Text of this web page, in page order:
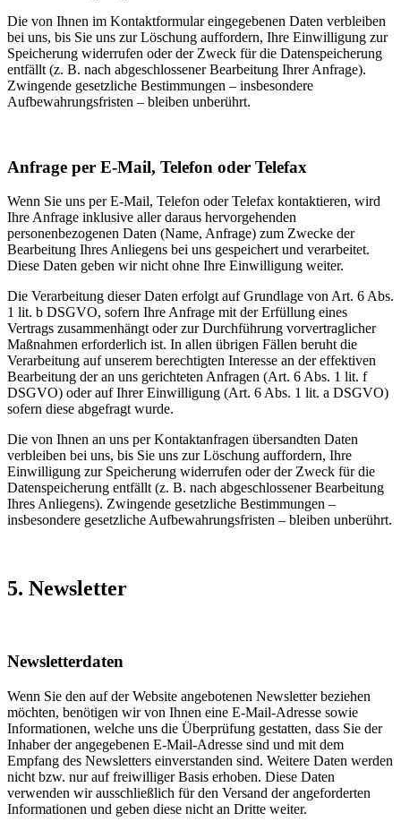
Die von Ihnen im Kontaktformular eingegebenen Daten verbleiben
bei uns, bis Sie uns zur Löschung auffordern, Ihre Einwilligung zur
Speicherung widerrufen oder der Zweck für die Datenspeicherung
entfällt (z. B. nach abgeschlossener Bearbeitung Ihrer Anfrage).
Zwingende gesetzliche Bestimmungen – insbesondere
Aufbewahrungsfristen – bleiben unberührt.
Anfrage per E-Mail, Telefon oder Telefax
Wenn Sie uns per E-Mail, Telefon oder Telefax kontaktieren, wird
Ihre Anfrage inklusive aller daraus hervorgehenden
personenbezogenen Daten (Name, Anfrage) zum Zwecke der
Bearbeitung Ihres Anliegens bei uns gespeichert und verarbeitet.
Diese Daten geben wir nicht ohne Ihre Einwilligung weiter.
Die Verarbeitung dieser Daten erfolgt auf Grundlage von Art. 6 Abs.
1 lit. b DSGVO, sofern Ihre Anfrage mit der Erfüllung eines
Vertrags zusammenhängt oder zur Durchführung vorvertraglicher
Maßnahmen erforderlich ist. In allen übrigen Fällen beruht die
Verarbeitung auf unserem berechtigten Interesse an der effektiven
Bearbeitung der an uns gerichteten Anfragen (Art. 6 Abs. 1 lit. f
DSGVO) oder auf Ihrer Einwilligung (Art. 6 Abs. 1 lit. a DSGVO)
sofern diese abgefragt wurde.
Die von Ihnen an uns per Kontaktanfragen übersandten Daten
verbleiben bei uns, bis Sie uns zur Löschung auffordern, Ihre
Einwilligung zur Speicherung widerrufen oder der Zweck für die
Datenspeicherung entfällt (z. B. nach abgeschlossener Bearbeitung
Ihres Anliegens). Zwingende gesetzliche Bestimmungen –
insbesondere gesetzliche Aufbewahrungsfristen – bleiben unberührt.
5. Newsletter
Newsletter­daten
Wenn Sie den auf der Website angebotenen Newsletter beziehen
möchten, benötigen wir von Ihnen eine E-Mail-Adresse sowie
Informationen, welche uns die Überprüfung gestatten, dass Sie der
Inhaber der angegebenen E-Mail-Adresse sind und mit dem
Empfang des Newsletters einverstanden sind. Weitere Daten werden
nicht bzw. nur auf freiwilliger Basis erhoben. Diese Daten
verwenden wir ausschließlich für den Versand der angeforderten
Informationen und geben diese nicht an Dritte weiter.